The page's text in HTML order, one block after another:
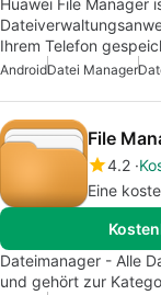
Huawei File Manager
Ihrem Telefon
AndroidDatei Manager
File
4.2
Eine
Dateimanager - Alle
und gehört zur